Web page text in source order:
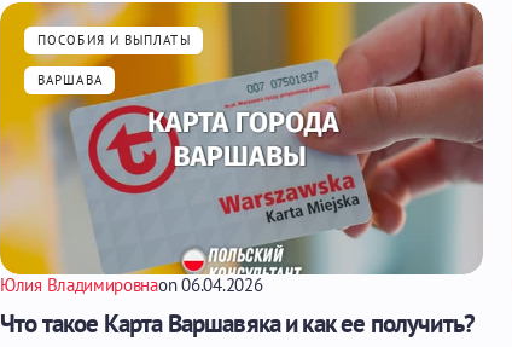
ПОСОБИЯ И ВЫПЛАТЫ
ВАРШАВА
Юлия Владимировнаon 06.04.2026
Что такое Карта Варшавяка и как ее получить?